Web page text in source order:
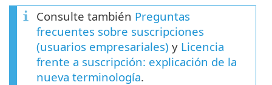
Consulte también Preguntas
frecuentes sobre suscripciones
(usuarios empresariales) y Licencia
frente a suscripción: explicación de la
nueva terminología.